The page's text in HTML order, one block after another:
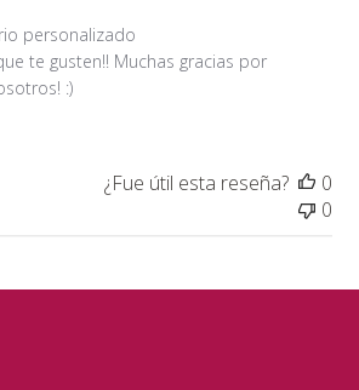
de la tienda sobre la revisión
personalizado
te gusten!! Muchas gracias por
:)
¿Fue útil esta reseña?
0
0